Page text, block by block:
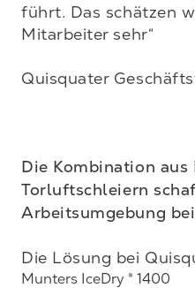
führt. Das schätzen
Mitarbeiter sehr“
Quisquater
Die Kombination
Torluftschleiern
Arbeitsumgebung
Munters IceDry ® 1400